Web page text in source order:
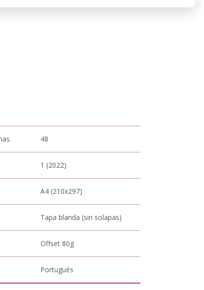
48
1 (2022)
A4 (210x297)
Tapa blanda (sin solapas)
Offset 80g
Portugués